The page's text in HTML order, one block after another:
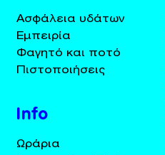
Ασφάλεια υδάτων
Εμπειρία
Φαγητό και ποτό
Πιστοποιήσεις
Info
Ωράρια